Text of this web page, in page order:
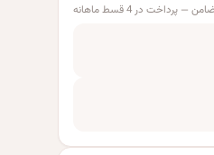
در 4 قسط ماهانه